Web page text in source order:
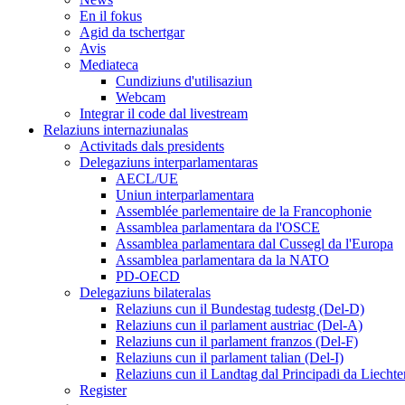
En il fokus
Agid da tschertgar
Avis
Mediateca
Cundiziuns d'utilisaziun
Webcam
Integrar il code dal livestream
Relaziuns internaziunalas
Activitads dals presidents
Delegaziuns interparlamentaras
AECL/UE
Uniun interparlamentara
Assemblée parlementaire de la Francophonie
Assamblea parlamentara da l'OSCE
Assamblea parlamentara dal Cussegl da l'Europa
Assamblea parlamentara da la NATO
PD-OECD
Delegaziuns bilateralas
Relaziuns cun il Bundestag tudestg (Del-D)
Relaziuns cun il parlament austriac (Del-A)
Relaziuns cun il parlament franzos (Del-F)
Relaziuns cun il parlament talian (Del-I)
Relaziuns cun il Landtag dal Principadi da
Register